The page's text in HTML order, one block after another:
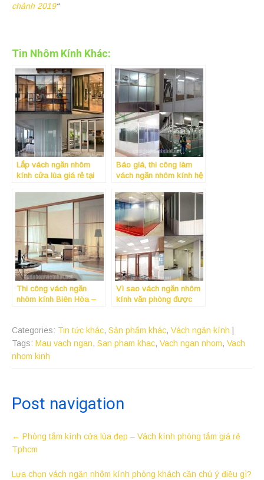
chảnh 2019“
Tin Nhôm Kính Khác:
Lắp vách ngăn nhôm
kính cửa lùa giá rẻ tại
ngăn nhôm kính uy tín
nhất tại Tphcm năm 2019
Báo giá, thi công làm
vách ngăn nhôm kính hệ
nhất tại Tphcm năm 2019
Thi công vách ngăn
nhôm kính Biên Hòa –
Vì sao vách ngăn nhôm
kính văn phòng được
Categories: Tin tức khác, Sản phẩm khác, Vách ngăn kính
Tags: Mau vach ngan, San pham khac, Vach ngan nhom, Vach
nhom kinh
Post navigation
← Phòng tắm kính cửa lùa đẹp – Vách kính phòng tắm giá rẻ
Tphcm
Lựa chọn vách ngăn nhôm kính phòng khách cần chú ý điều gì?